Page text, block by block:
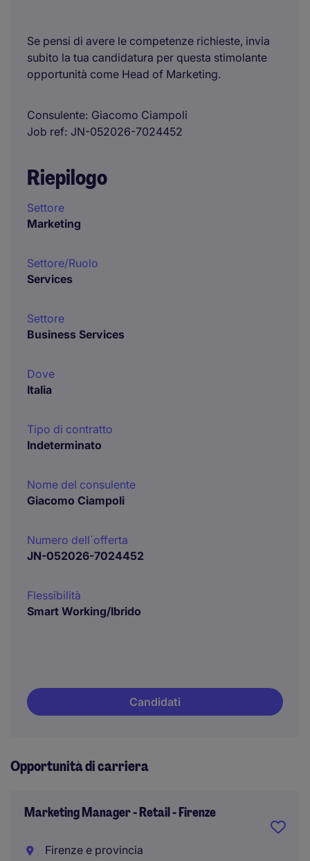
Se pensi di avere le competenze richieste, invia
subito la tua candidatura per questa stimolante
opportunità come Head of Marketing.
Consulente Giacomo Ciampoli
Job ref JN-052026-7024452
Riepilogo
Settore
Marketing
Settore/Ruolo
Services
Settore
Business Services
Dove
Italia
Tipo di contratto
Indeterminato
Nome del consulente
Giacomo Ciampoli
Numero dell´offerta
JN-052026-7024452
Flessibilità
Smart Working/Ibrido
Candidati
Opportunità di carriera
Marketing Manager - Retail - Firenze
Firenze e provincia